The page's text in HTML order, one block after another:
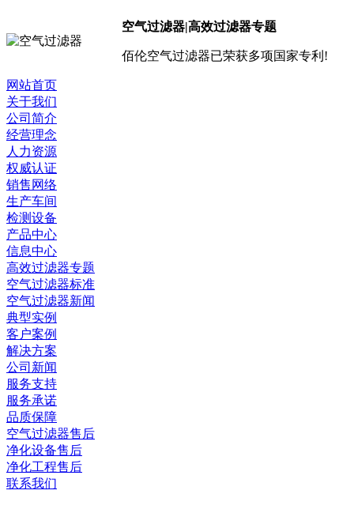
空气过滤器|高效过滤器专题
佰伦空气过滤器已荣获多项国家专利!
网站首页
关于我们
公司简介
经营理念
人力资源
权威认证
销售网络
生产车间
检测设备
产品中心
信息中心
高效过滤器专题
空气过滤器标准
空气过滤器新闻
典型实例
客户案例
解决方案
公司新闻
服务支持
服务承诺
品质保障
空气过滤器售后
净化设备售后
净化工程售后
联系我们